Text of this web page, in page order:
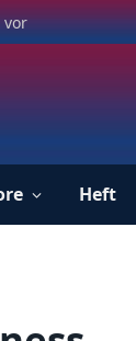
vor
Heft